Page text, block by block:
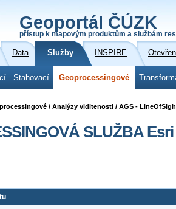
Geoportál ČÚZK
přístup k mapovým produktům a službám
Data Služby INSPIRE
Stahovací Geoprocessingové
/ Analýzy viditenosti / AGS -
SLUŽBA